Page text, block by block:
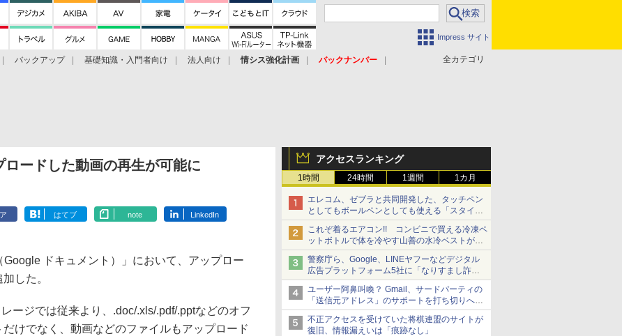
Impress サイト
全カテゴリ
バックアップ 基礎知識・入門者向け 法人向け 情シス強化計画
バックナンバー
アクセスランキング
1時間 24時間 1週間 1カ月
エレコム、ゼブラと共同開発した、タッチペン
としてもボールペンとしても使える「スタイラ
スツーウェイ」発売 iPadにも紙にも、持ち替
えずに書き込める
これぞ着るエアコン!! コンビニで買える冷凍ペ
ットボトルで体を冷やす山善の水冷ベストがロ
ードバイクにちょうどいい【ぼっち・ざ・ろー
ど！その14】【空いた時間でなにしてる？】
警察庁ら、Google、LINEヤフーなどデジタル
広告プラットフォーム5社に「なりすまし詐欺
広告」対策強化を要請 著名人の写真や映像を
使った投資詐欺などへの対策として
ユーザー阿鼻叫喚？ Gmail、サードパーティの
「送信元アドレス」のサポートを打ち切りへ
【やじうまWatch】
不正アクセスを受けていた将棋連盟のサイトが
復旧、情報漏えいは「痕跡なし」
ードした動画の再生が可能に
はてブ note LinkedIn
ドキュメント）」において、アップロー
した。
ージでは従来より、.doc/.xls/.pdf/.pptなどのオフ
けでなく、動画などのファイルもアップロード